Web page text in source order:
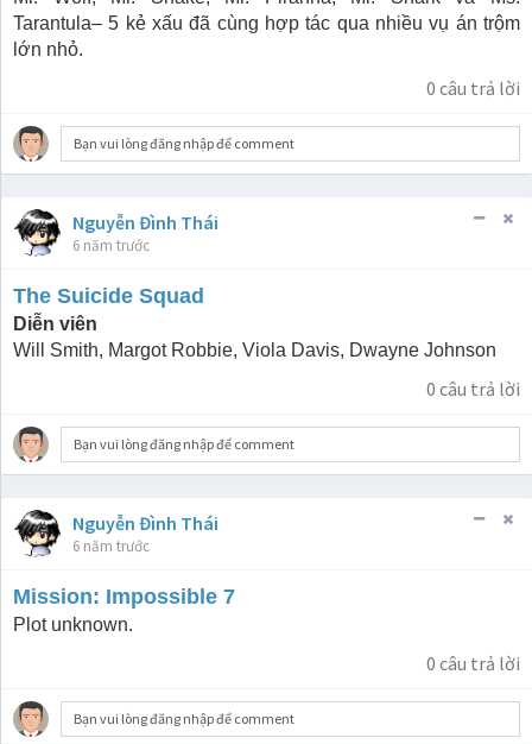
Tarantula– 5 kẻ xấu đã cùng hợp tác qua nhiều vụ án trộm
lớn nhỏ.
0 câu trả lời
Bạn vui lòng đăng nhập để comment
Nguyễn Đình Thái
6 năm trước
The Suicide Squad
Diễn viên
Will Smith, Margot Robbie, Viola Davis, Dwayne Johnson
0 câu trả lời
Bạn vui lòng đăng nhập để comment
Nguyễn Đình Thái
6 năm trước
Mission: Impossible 7
Plot unknown.
0 câu trả lời
Bạn vui lòng đăng nhập để comment